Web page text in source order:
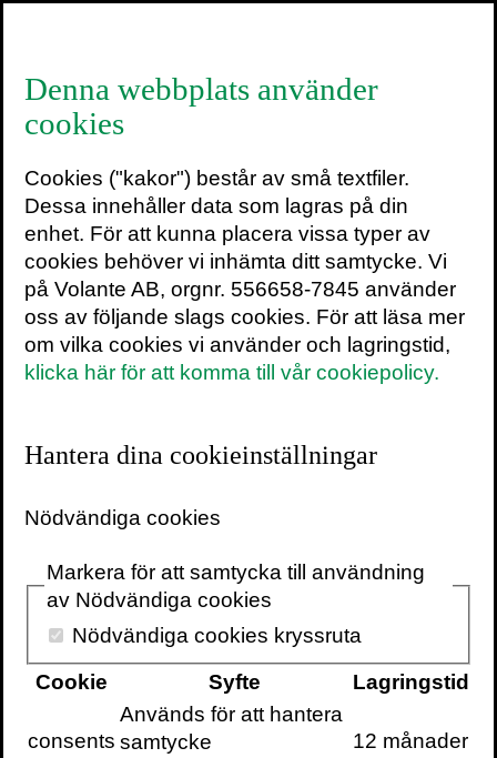
PEN-priset för Mamas
sista kram
9 mars 2020
PEN/E.O. Wilson Literary Science
Writing Awarddelas ut varje år under den
som värd) till en bok som exemplifierar
utsökt litterär gestaltning inom
komplexa vetenskapliga begrepp till en
Volante kan stolt meddela att 2020 års
vinnare ärFrans de Waal, som i slutet av
mars får se boken komma ut på svenska
med titeln
Mamas sista kram: Djurens
känsloliv och vad det kan lära oss om
oss själva.
Denna webbplats använder
cookies
Cookies ("kakor") består av små textfiler.
Dessa innehåller data som lagras på din
enhet. För att kunna placera vissa typer av
cookies behöver vi inhämta ditt samtycke. Vi
på Volante AB, orgnr. 556658-7845 använder
oss av följande slags cookies. För att läsa mer
om vilka cookies vi använder och lagringstid,
klicka här för att komma till vår cookiepolicy.
Hantera dina cookieinställningar
Nödvändiga cookies
Markera för att samtycka till användning
av Nödvändiga cookies
Nödvändiga cookies kryssruta
Cookie
Syfte Lagringstid
consents
Används för att hantera
samtycke
12 månader